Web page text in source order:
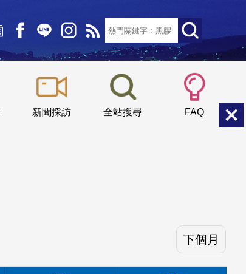
新聞採訪 全站搜尋 FAQ
小 中
下個月